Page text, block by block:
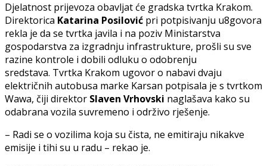
Djelatnost prijevoza obavljat će gradska tvrtka Krakom.
Direktorica Katarina Posilović pri potpisivanju u8govora
rekla je da se tvrtka javila i na poziv Ministarstva
gospodarstva za izgradnju infrastrukture, prošli su sve
razine kontrole i dobili odluku o odobrenju
sredstava. Tvrtka Krakom ugovor o nabavi dvaju
električnih autobusa marke Karsan potpisala je s tvrtkom
Wawa, čiji direktor Slaven Vrhovski naglašava kako su
odabrana vozila suvremeno i održivo rješenje.
– Radi se o vozilima koja su čista, ne emitiraju nikakve
emisije i tihi su u radu – rekao je.